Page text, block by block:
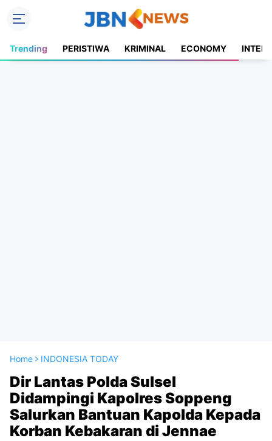
Trending PERISTIWA KRIMINAL ECONOMY
Home INDONESIA TODAY
Dir Lantas Polda Sulsel
Didampingi Kapolres Soppeng
Salurkan Bantuan Kapolda Kepada
Korban Kebakaran di Jennae